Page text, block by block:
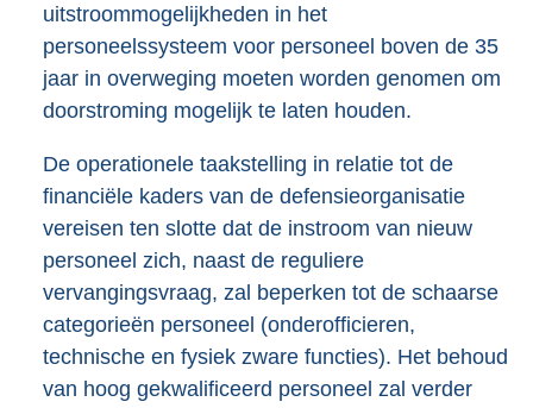
uitstroommogelijkheden in het
personeelssysteem voor personeel boven de 35
jaar in overweging moeten worden genomen om
doorstroming mogelijk te laten houden.
De operationele taakstelling in relatie tot de
financiële kaders van de defensieorganisatie
vereisen ten slotte dat de instroom van nieuw
personeel zich, naast de reguliere
vervangingsvraag, zal beperken tot de schaarse
categorieën personeel (onderofficieren,
technische en fysiek zware functies). Het behoud
van hoog gekwalificeerd personeel zal verder